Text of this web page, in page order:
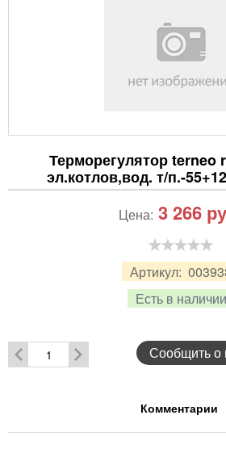
Терморегулятор terneo
эл.котлов,вод. т/п.-
Артикул:
Есть в наличии
Цена: 3 266
Сообщить о
Комментарии